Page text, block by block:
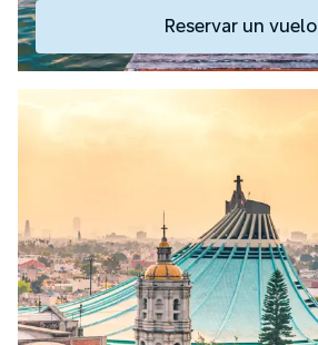
Reservar un vuelo